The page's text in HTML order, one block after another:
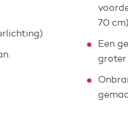
70
Een
groter